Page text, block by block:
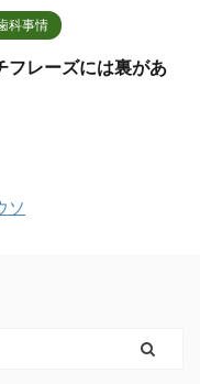
科事情
フレーズには裏があ
ソ